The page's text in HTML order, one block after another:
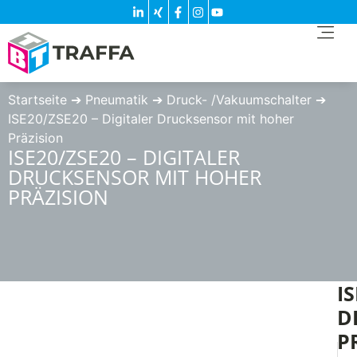
Startseite ➔ Pneumatik ➔ Druck- /Vakuumschalter ➔
ISE20/ZSE20 – Digitaler Drucksensor mit hoher
Präzision
ISE20/ZSE20 – DIGITALER
DRUCKSENSOR MIT HOHER
PRÄZISION